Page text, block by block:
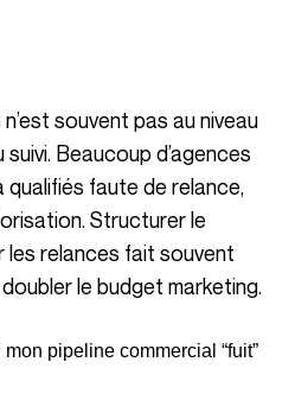
suivi. Beaucoup d’agences
faute de relance,
Structurer le
les relances fait souvent
le budget marketing.
pipeline commercial “fuit”